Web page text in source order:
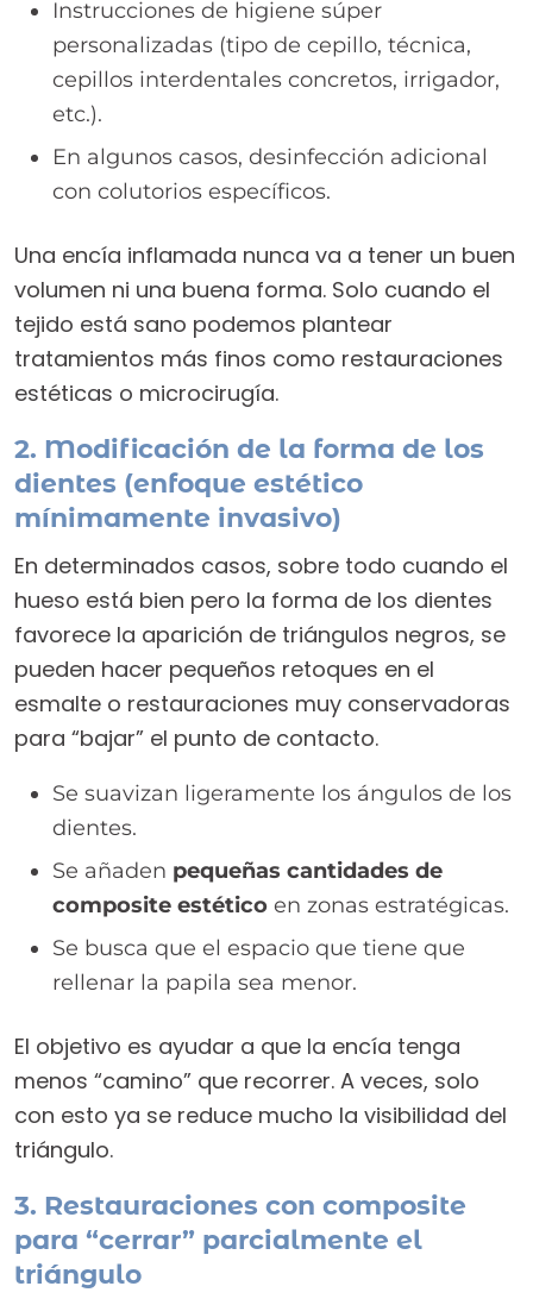
Instrucciones de higiene súper
personalizadas (tipo de cepillo, técnica,
cepillos interdentales concretos, irrigador,
etc.).
En algunos casos, desinfección adicional
con colutorios específicos.
Una encía inflamada nunca va a tener un buen
volumen ni una buena forma. Solo cuando el
tejido está sano podemos plantear
tratamientos más finos como restauraciones
estéticas o microcirugía.
2. Modificación de la forma de los
dientes (enfoque estético
mínimamente invasivo)
En determinados casos, sobre todo cuando el
hueso está bien pero la forma de los dientes
favorece la aparición de triángulos negros, se
pueden hacer pequeños retoques en el
esmalte o restauraciones muy conservadoras
para “bajar” el punto de contacto.
Se suavizan ligeramente los ángulos de los
dientes.
Se añaden pequeñas cantidades de
composite estético en zonas estratégicas.
Se busca que el espacio que tiene que
rellenar la papila sea menor.
El objetivo es ayudar a que la encía tenga
menos “camino” que recorrer. A veces, solo
con esto ya se reduce mucho la visibilidad del
triángulo.
3. Restauraciones con composite
para “cerrar” parcialmente el
triángulo